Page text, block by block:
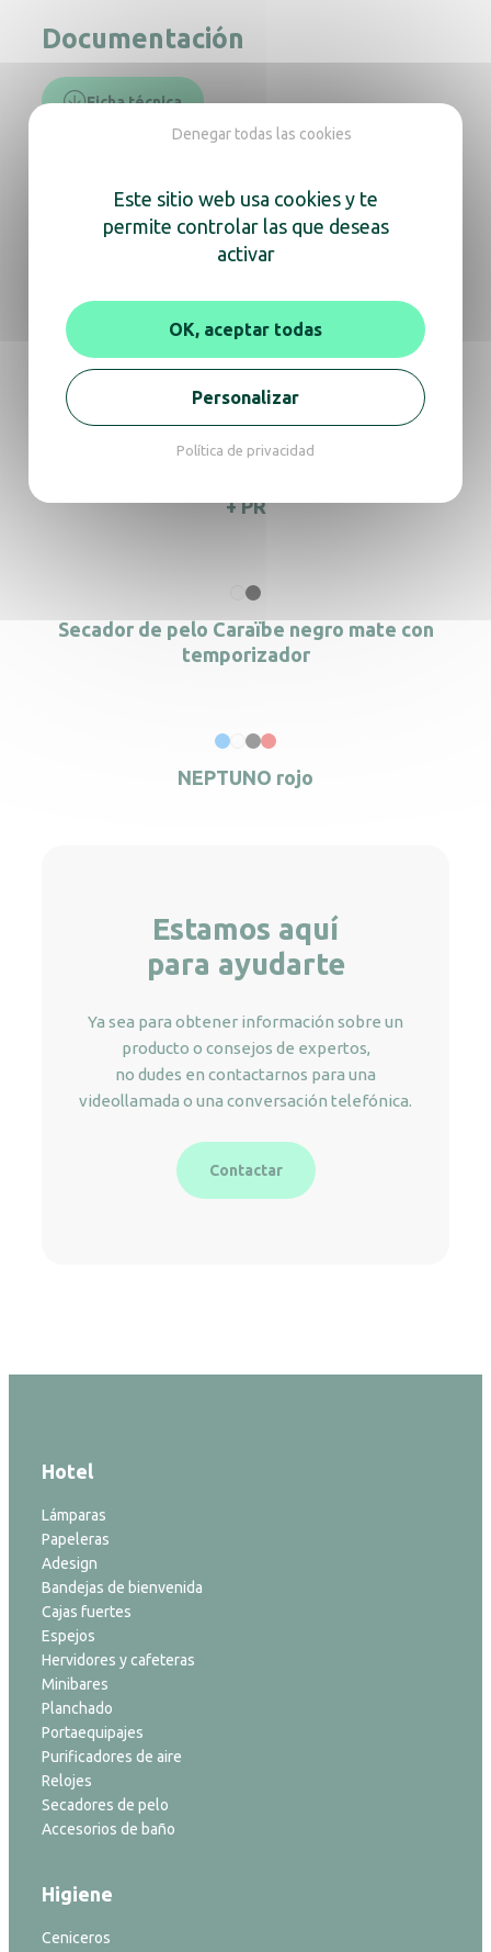
Documentación
Ficha técnica
En la misma gama, descubra
también
Secador de pelo Caraïbe negro mate PR +
temporizador
+ PR
Secador de pelo Caraïbe negro mate con
temporizador
NEPTUNO rojo
Estamos aquí
para ayudarte
Ya sea para obtener información sobre un
producto o consejos de expertos,
no dudes en contactarnos para una
videollamada o una conversación telefónica.
Contactar
Hotel
Lámparas
Papeleras
Adesign
Bandejas de bienvenida
Cajas fuertes
Espejos
Hervidores y cafeteras
Minibares
Planchado
Portaequipajes
Purificadores de aire
Relojes
Secadores de pelo
Accesorios de baño
Higiene
Ceniceros
Este sitio web usa cookies y te
permite controlar las que deseas
activar
OK, aceptar todas
Denegar todas las cookies
Personalizar
Política de privacidad